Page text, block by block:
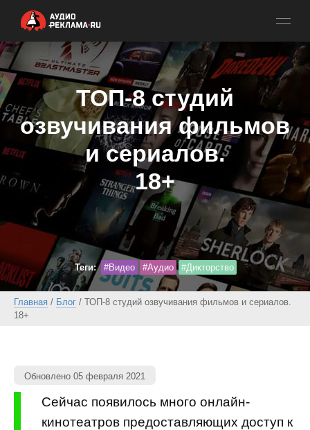
ТОП-8 студий
озвучиванияфильмов
и сериалов.
18+
Теги: #Видео #Аудио #Дикторство
Главная / Блог / ТОП-8 студий озвучивания фильмов и сериалов.
18+
Обновлено 05 февраля 2021
Сейчас появилось много онлайн-
кинотеатров предоставляющих доступ к